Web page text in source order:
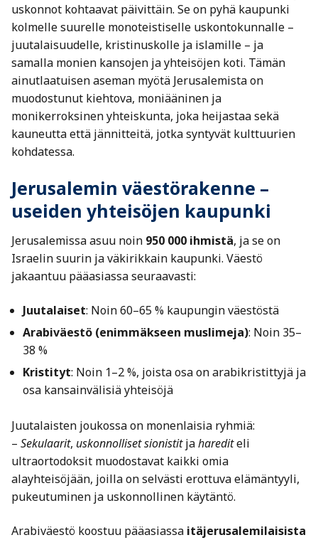
uskonnot kohtaavat päivittäin. Se on pyhä kaupunki
kolmelle suurelle monoteistiselle uskontokunnalle –
juutalaisuudelle, kristinuskolle ja islamille – ja
samalla monien kansojen ja yhteisöjen koti. Tämän
ainutlaatuisen aseman myötä Jerusalemista on
muodostunut kiehtova, moniääninen ja
monikerroksinen yhteiskunta, joka heijastaa sekä
kauneutta että jännitteitä, jotka syntyvät kulttuurien
kohdatessa.
Jerusalemin väestörakenne –
useiden yhteisöjen kaupunki
Jerusalemissa asuu noin 950 000 ihmistä, ja se on
Israelin suurin ja väkirikkain kaupunki. Väestö
jakaantuu pääasiassa seuraavasti:
Juutalaiset: Noin 60–65 % kaupungin väestöstä
Arabiväestö (enimmäkseen muslimeja): Noin 35–
38 %
Kristityt: Noin 1–2 %, joista osa on arabikristittyjä ja
osa kansainvälisiä yhteisöjä
Juutalaisten joukossa on monenlaisia ryhmiä:
– Sekulaarit, uskonnolliset sionistitjaharediteli
ultraortodoksit muodostavat kaikki omia
alayhteisöjään, joilla on selvästi erottuva elämäntyyli,
pukeutuminen ja uskonnollinen käytäntö.
Arabiväestö koostuu pääasiassa itäjerusalemilaisista